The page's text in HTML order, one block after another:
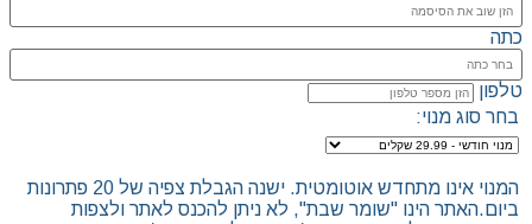
כתה
טלפון
בחר סוג מנוי:
המנוי אינו מתחדש אוטומטית. ישנה הגבלת צפיה של 20 פתרונות
ביום.האתר הינו "שומר שבת", לא ניתן להכנס לאתר ולצפות